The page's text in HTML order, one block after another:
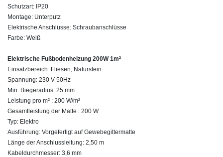
Schutzart: IP20
Montage: Unterputz
Elektrische Anschlüsse: Schraubanschlüsse
Farbe: Weiß
Elektrische Fußbodenheizung 200W 1m²
Einsatzbereich: Fliesen, Naturstein
Spannung: 230 V 50Hz
Min. Biegeradius: 25 mm
Leistung pro m² : 200 W/m²
Gesamtleistung der Matte : 200 W
Typ: Elektro
Ausführung: Vorgefertigt auf Gewebegittermatte
Länge der Anschlussleitung: 2,50 m
Kabeldurchmesser: 3,6 mm